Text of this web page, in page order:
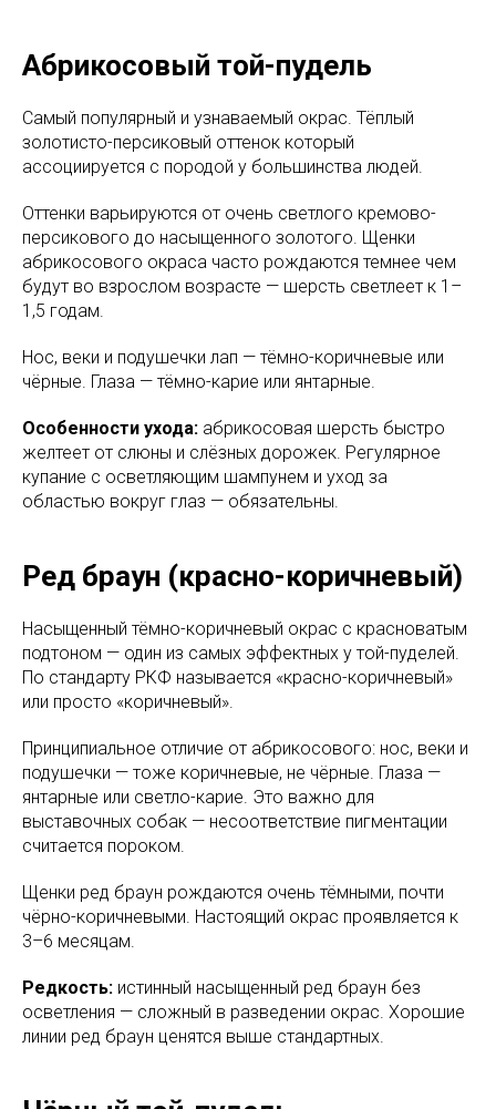
Абрикосовый той-пудель
Самый популярный и узнаваемый окрас. Тёплый
золотисто-персиковый оттенок который
ассоциируется с породой у большинства людей.
Оттенки варьируются от очень светлого кремово-
персикового до насыщенного золотого. Щенки
абрикосового окраса часто рождаются темнее чем
будут во взрослом возрасте — шерсть светлеет к 1–
1,5 годам.
Нос, веки и подушечки лап — тёмно-коричневые или
чёрные. Глаза — тёмно-карие или янтарные.
Особенности ухода: абрикосовая шерсть быстро
желтеет от слюны и слёзных дорожек. Регулярное
купание с осветляющим шампунем и уход за
областью вокруг глаз — обязательны.
Ред браун (красно-коричневый)
Насыщенный тёмно-коричневый окрас с красноватым
подтоном — один из самых эффектных у той-пуделей.
По стандарту РКФ называется «красно-коричневый»
или просто «коричневый».
Принципиальное отличие от абрикосового: нос, веки и
подушечки — тоже коричневые, не чёрные. Глаза —
янтарные или светло-карие. Это важно для
выставочных собак — несоответствие пигментации
считается пороком.
Щенки ред браун рождаются очень тёмными, почти
чёрно-коричневыми. Настоящий окрас проявляется к
3–6 месяцам.
Редкость: истинный насыщенный ред браун без
осветления — сложный в разведении окрас. Хорошие
линии ред браун ценятся выше стандартных.